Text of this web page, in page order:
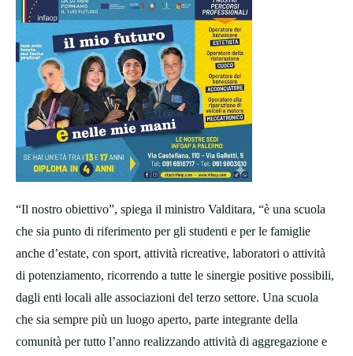
“Il nostro obiettivo”, spiega il ministro Valditara, “è una scuola
che sia punto di riferimento per gli studenti e per le famiglie
anche d’estate, con sport, attività ricreative, laboratori o attività
di potenziamento, ricorrendo a tutte le sinergie positive possibili,
dagli enti locali alle associazioni del terzo settore. Una scuola
che sia sempre più un luogo aperto, parte integrante della
comunità per tutto l’anno realizzando attività di aggregazione e